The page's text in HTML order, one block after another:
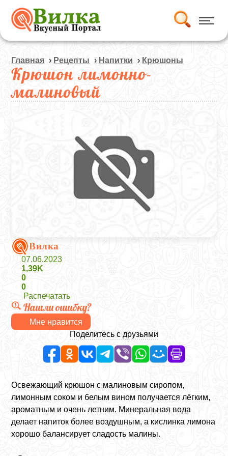
Главная › Рецепты › Напитки › Крюшоны
Крюшон лимонно-
малиновый
Вилка
07.06.2023
1,39K
0
0
Распечатать
Нашли ошибку?
Мне нравится
Поделитесь с друзьями
Освежающий крюшон с малиновым сиропом,
лимонным соком и белым вином получается лёгким,
ароматным и очень летним. Минеральная вода
делает напиток более воздушным, а кислинка лимона
хорошо балансирует сладость малины.